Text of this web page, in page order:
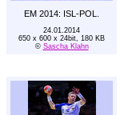
EM 2014: ISL-POL.
24.01.2014
650 x 600 x 24bit, 180 KB
© Sascha Klahn